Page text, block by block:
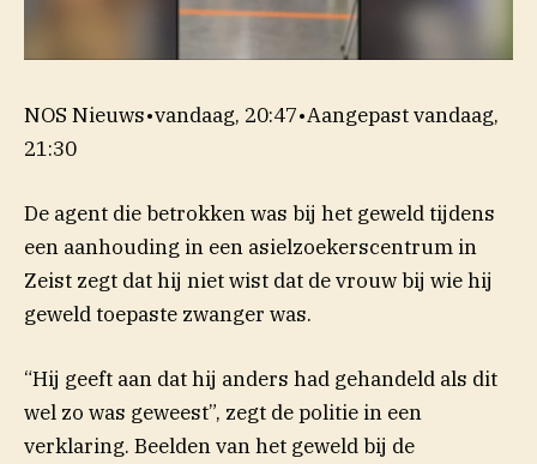
NOS Nieuws•vandaag, 20:47•Aangepastvandaag,
21:30
De agent die betrokken was bij het geweld tijdens
een aanhouding in een asielzoekerscentrum in
Zeist zegt dat hij niet wist dat de vrouw bij wie hij
geweld toepaste zwanger was.
“Hij geeft aan dat hij anders had gehandeld als dit
wel zo was geweest”, zegt de politie in een
verklaring(opent in nieuw venster)
. Beelden van het geweld bij de